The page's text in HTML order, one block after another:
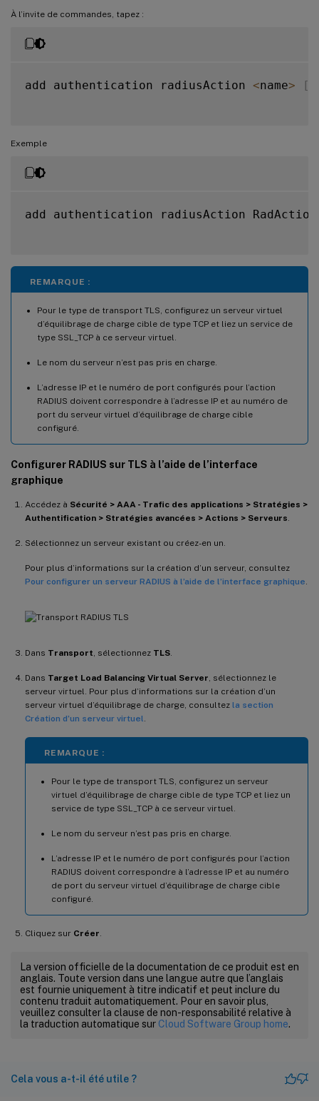
À l’invite de commandes, tapez :
add authentication radiusAction <name> [
Exemple
add authentication radiusAction
REMARQUE :
Pour le type de transport TLS, configurez un serveur virtuel
d’équilibrage de charge cible de type TCP et liez un service de
type SSL_TCP à ce serveur virtuel.
Le nom du serveur n’est pas pris en charge.
L’adresse IP et le numéro de port configurés pour l’action
RADIUS doivent correspondre à l’adresse IP et au numéro de
port du serveur virtuel d’équilibrage de charge cible
configuré.
Configurer RADIUS sur TLS à l’aide de l’interface
graphique
Accédez à Sécurité > AAA - Trafic des applications > Stratégies >
Authentification > Stratégies avancées > Actions > Serveurs
Sélectionnez un serveur existant ou créez-en un.
Pour plus d’informations sur la création d’un serveur, consultez
Pour configurer un serveur RADIUS à l’aide de l’interface graphique
Dans Transport , sélectionnez TLS
Dans Target Load Balancing Virtual Server , sélectionnez le
serveur virtuel. Pour plus d’informations sur la création d’un
serveur virtuel d’équilibrage de charge, consultez la section
Création d’un serveur virtuel
REMARQUE :
Pour le type de transport TLS, configurez un serveur
virtuel d’équilibrage de charge cible de type TCP et liez un
service de type SSL_TCP à ce serveur virtuel.
Le nom du serveur n’est pas pris en charge.
L’adresse IP et le numéro de port configurés pour l’action
RADIUS doivent correspondre à l’adresse IP et au numéro
de port du serveur virtuel d’équilibrage de charge cible
configuré.
Cliquez sur Créer
La version officielle de la documentation de ce produit est en
anglais. Toute version dans une langue autre que l’anglais
est fournie uniquement à titre indicatif et peut inclure du
contenu traduit automatiquement. Pour en savoir plus,
veuillez consulter la clause de non-responsabilité relative à
la traduction automatique sur Cloud Software Group home.
Cela vous a-t-il été utile ?